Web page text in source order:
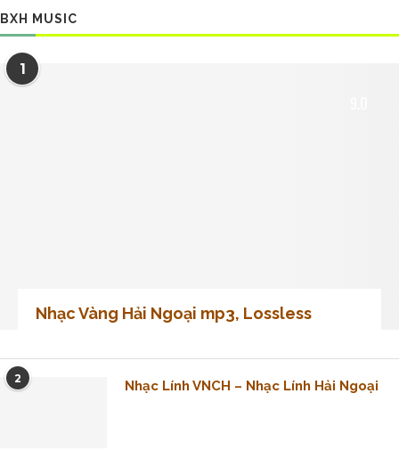
BXH MUSIC
1
Nhạc Vàng Hải Ngoại mp3, Lossless
2 Nhạc Lính VNCH – Nhạc Lính Hải Ngoại